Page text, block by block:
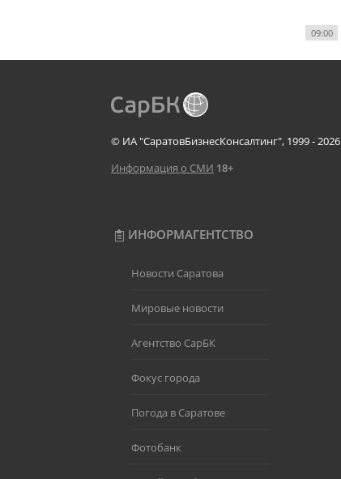
09:00
© ИА "СаратовБизнесКонсалтинг", 1999 - 2026
Информация о СМИ 18+
ИНФОРМАГЕНТСТВО
Новости Саратова
Мировые новости
Агентство СарБК
Фокус города
Погода в Саратове
Фотобанк